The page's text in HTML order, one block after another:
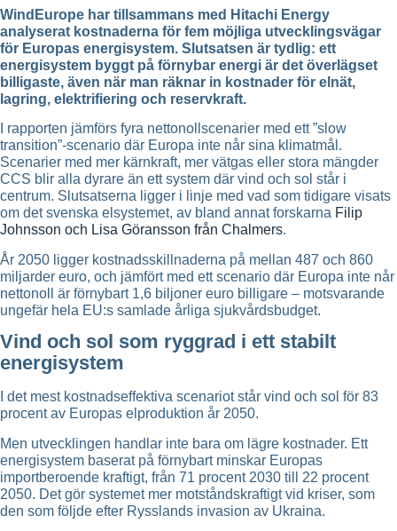
WindEurope har tillsammans med Hitachi Energy
analyserat kostnaderna för fem möjliga utvecklingsvägar
för Europas energisystem. Slutsatsen är tydlig: ett
energisystem byggt på förnybar energi är det överlägset
billigaste, även när man räknar in kostnader för elnät,
lagring, elektrifiering och reservkraft.
I rapporten jämförs fyra nettonollscenarier med ett ”slow
transition”-scenario där Europa inte når sina klimatmål.
Scenarier med mer kärnkraft, mer vätgas eller stora mängder
CCS blir alla dyrare än ett system där vind och sol står i
centrum. Slutsatserna ligger i linje med vad som tidigare visats
om det svenska elsystemet, av bland annat forskarna Filip
Johnsson och Lisa Göransson från Chalmers.
År 2050 ligger kostnadsskillnaderna på mellan 487 och 860
miljarder euro, och jämfört med ett scenario där Europa inte når
nettonoll är förnybart 1,6 biljoner euro billigare – motsvarande
ungefär hela EU:s samlade årliga sjukvårdsbudget.
Vind och sol som ryggrad i ett stabilt
energisystem
I det mest kostnadseffektiva scenariot står vind och sol för 83
procent av Europas elproduktion år 2050.
Men utvecklingen handlar inte bara om lägre kostnader. Ett
energisystem baserat på förnybart minskar Europas
importberoende kraftigt, från 71 procent 2030 till 22 procent
2050. Det gör systemet mer motståndskraftigt vid kriser, som
den som följde efter Rysslands invasion av Ukraina.